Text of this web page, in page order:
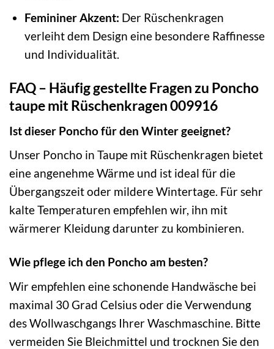
Femininer Akzent: Der Rüschenkragen
verleiht dem Design eine besondere Raffinesse
und Individualität.
FAQ – Häufig gestellte Fragen zu Poncho
taupe mit Rüschenkragen 009916
Ist dieser Poncho für den Winter geeignet?
Unser Poncho in Taupe mit Rüschenkragen bietet
eine angenehme Wärme und ist ideal für die
Übergangszeit oder mildere Wintertage. Für sehr
kalte Temperaturen empfehlen wir, ihn mit
wärmerer Kleidung darunter zu kombinieren.
Wie pflege ich den Poncho am besten?
Wir empfehlen eine schonende Handwäsche bei
maximal 30 Grad Celsius oder die Verwendung
des Wollwaschgangs Ihrer Waschmaschine. Bitte
vermeiden Sie Bleichmittel und trocknen Sie den